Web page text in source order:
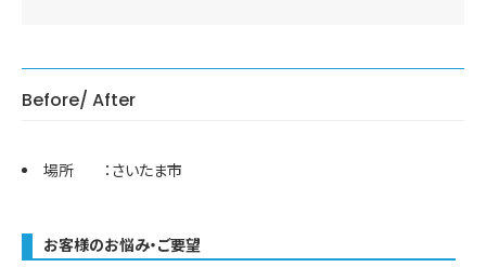
Before/ After
場所 ：さいたま市
お客様のお悩み・ご要望